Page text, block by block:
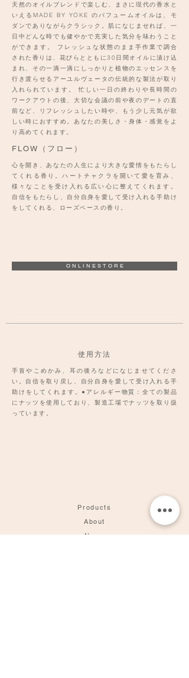
天然のオイルブレンドで楽しむ、まさに現代の香水と
いえるMADE BY YOKE のパフュームオイルは、モ
ダンでありながらクラシック。肌になじませれば、一
日中どんな時でも健やかで充実した気分を味わうこと
ができます。 フレッシュな状態のまま手作業で調合
された香りは、花びらとともに30日間オイルに漬け込
まれ、その一滴一滴にしっかりと植物のエッセンスを
行き渡らせるアーユルヴェータの伝統的な製法が取り
入れられています。 忙しい一日の終わりや長時間の
ワークアウトの後、大切な会議の前や夜のデートの直
前など、リフレッシュしたい時や、もう少し元気が欲
しい時におすすめ。あなたの美しさ・身体・感覚をよ
り高めてくれます。
FLOW（フロー）
心を開き、あなたの人生により大きな愛情をもたらし
てくれる香り。ハートチャクラを開いて愛を育み、
様々なことを受け入れる広い心に整えてくれます。
自信をもたらし、自分自身を愛して受け入れる手助け
をしてくれる、ローズベースの香り。
O N L I N E S T O R E
使用方法
手首やこめかみ、耳の後ろなどになじませてくださ
い。自信を取り戻し、自分自身を愛して受け入れる手
助けをしてくれます。●アレルギー物質：全ての製品
にナッツを使用しており、製造工場でナッツを取り扱
っています。
Products
About
News